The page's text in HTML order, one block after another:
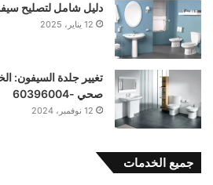
دليل شامل لتصليح سيفون
12 يناير، 2025
تغيير جلدة السيفون:
صحي -60396004
12 نوفمبر، 2024
جميع الخدمات